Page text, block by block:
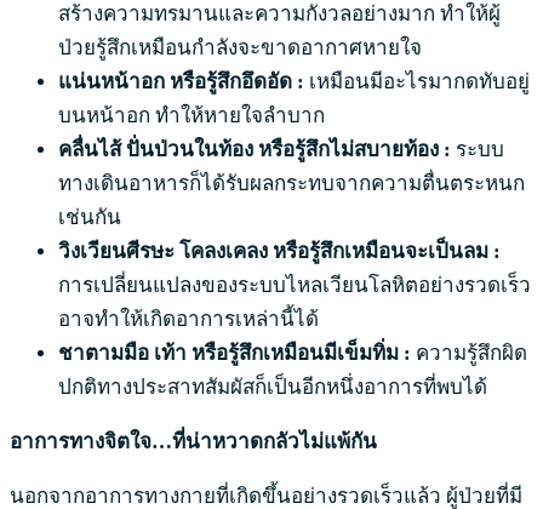
สร้างความทรมานและความกังวลอย่างมาก ทำให้ผู้
ป่วยรู้สึกเหมือนกำลังจะขาดอากาศหายใจ
แน่นหน้าอก หรือรู้สึกอึดอัด : เหมือนมีอะไรมากดทับอยู่
บนหน้าอก ทำให้หายใจลำบาก
คลื่นไส้ ปั่นป่วนในท้อง หรือรู้สึกไม่สบายท้อง : ระบบ
ทางเดินอาหารก็ได้รับผลกระทบจากความตื่นตระหนก
เช่นกัน
วิงเวียนศีรษะ โคลงเคลง หรือรู้สึกเหมือนจะเป็นลม :
การเปลี่ยนแปลงของระบบไหลเวียนโลหิตอย่างรวดเร็ว
อาจทำให้เกิดอาการเหล่านี้ได้
ชาตามมือ เท้า หรือรู้สึกเหมือนมีเข็มทิ่ม : ความรู้สึกผิด
ปกติทางประสาทสัมผัสก็เป็นอีกหนึ่งอาการที่พบได้
อาการทางจิตใจ…ที่น่าหวาดกลัวไม่แพ้กัน
นอกจากอาการทางกายที่เกิดขึ้นอย่างรวดเร็วแล้ว ผู้ป่วยที่มี